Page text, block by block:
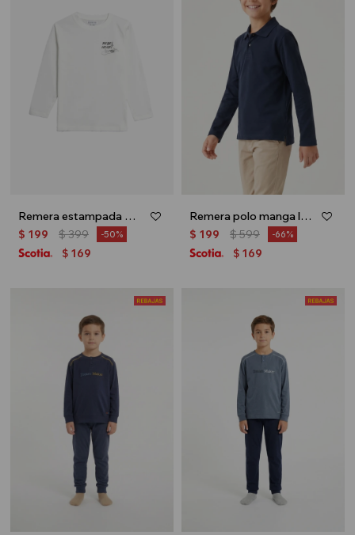
Remera estampada mangas largas - Blanco
$ 199 $399 50
$ 169
Remera polo manga larga - Azul marino
$ 199 $599 66
$ 169